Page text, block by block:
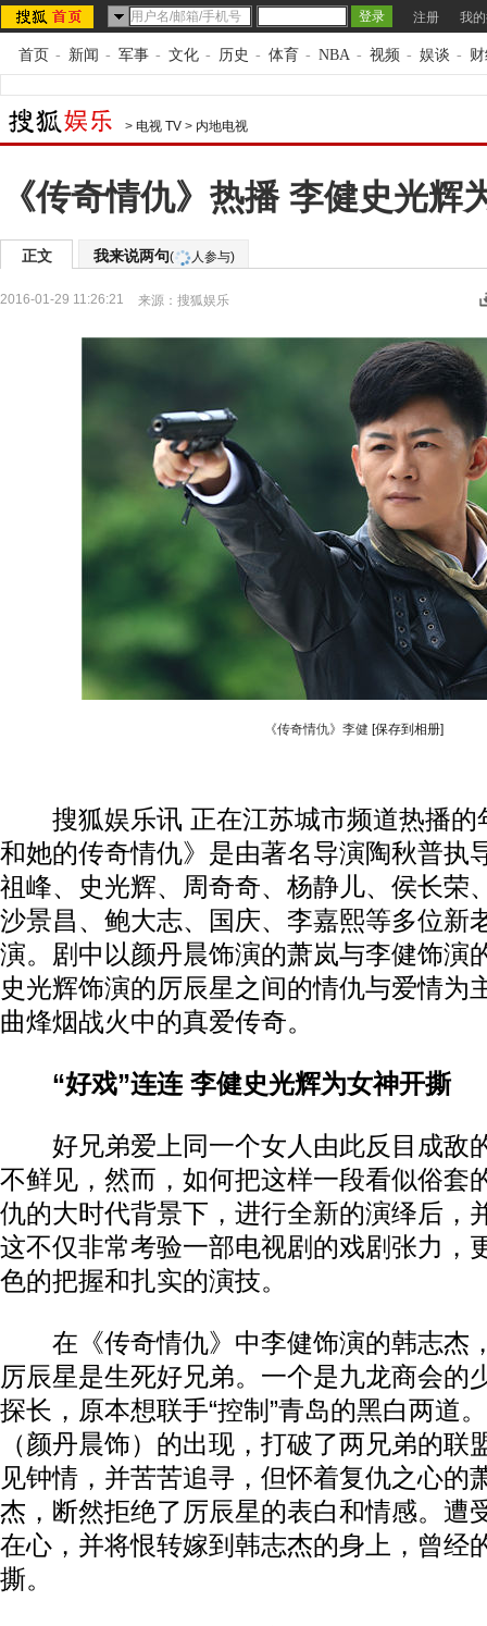
注册 我
首页 - 新闻 - 军事 - 文化 - 历史 - 体育 - NBA - 视频 - 娱谈 -
> 电视 TV > 内地电视
《传奇情仇》热播 李健史光辉
正文 我来说两句( 人参与)
2016-01-29 11:26:21 来源： 搜狐娱乐
《传奇情仇》李健 [保存到相册]
搜狐娱乐讯 正在江苏城市频道热播的
和她的传奇情仇》是由著名导演陶秋普执
祖峰、史光辉、周奇奇、杨静儿、侯长荣
沙景昌、鲍大志、国庆、李嘉熙等多位新
演。剧中以颜丹晨饰演的萧岚与李健饰演
史光辉饰演的厉辰星之间的情仇与爱情为
曲烽烟战火中的真爱传奇。
“好戏”连连 李健史光辉为女神开撕
好兄弟爱上同一个女人由此反目成敌
不鲜见，然而，如何把这样一段看似俗套
仇的大时代背景下，进行全新的演绎后，
这不仅非常考验一部电视剧的戏剧张力，
色的把握和扎实的演技。
在《传奇情仇》中李健饰演的韩志杰
厉辰星是生死好兄弟。一个是九龙商会的
探长，原本想联手“控制”青岛的黑白两道
（颜丹晨饰）的出现，打破了两兄弟的联
见钟情，并苦苦追寻，但怀着复仇之心的
杰，断然拒绝了厉辰星的表白和情感。遭
在心，并将恨转嫁到韩志杰的身上，曾经
撕。